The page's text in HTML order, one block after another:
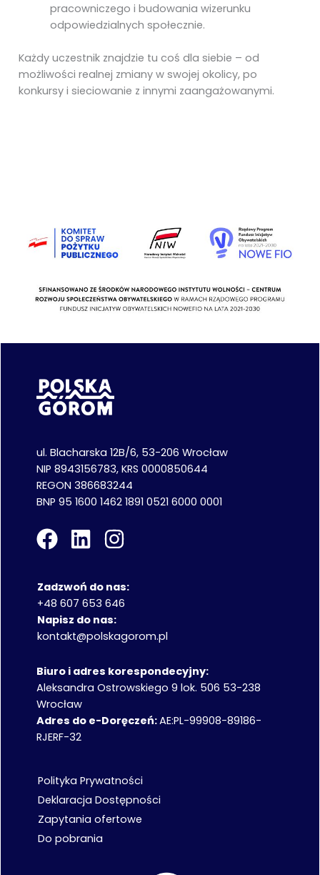
pracowniczego i budowania wizerunku
odpowiedzialnych społecznie.
Każdy uczestnik znajdzie tu coś dla siebie – od
możliwości realnej zmiany w swojej okolicy, po
konkursy i sieciowanie z innymi zaangażowanymi.
ul. Blacharska 12B/6, 53-206 Wrocław
NIP 8943156783, KRS 0000850644
REGON 386683244
BNP 95 1600 1462 1891 0521 6000 0001
Zadzwoń do nas:
+48 607 653 646
Napisz do nas:
kontakt@polskagorom.pl
Biuro i adres korespondecyjny:
Aleksandra Ostrowskiego 9 lok. 506 53-238
Wrocław
Adres do e-Doręczeń:AE:PL-99908-89186-
RJERF-32
Polityka Prywatności
Deklaracja Dostępności
Zapytania ofertowe
Do pobrania